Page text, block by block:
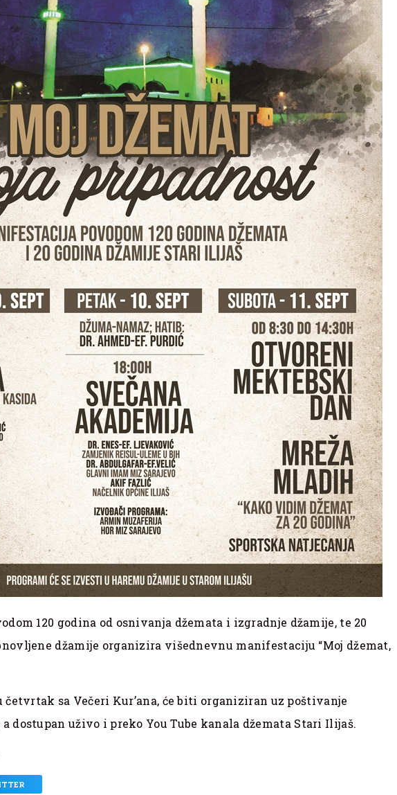
120 godina od osnivanja džemata i izgradnje džamije, te 20
džamije organizira višednevnu manifestaciju “Moj džemat,
četvrtak sa Večeri Kur’ana, će biti organiziran uz poštivanje
dostupan uživo i preko You Tube kanala džemata Stari Ilijaš.